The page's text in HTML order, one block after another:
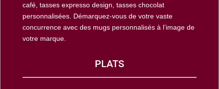
café, tasses expresso design, tasses chocolat
personnalisées. Démarquez-vous de votre vaste
concurrence avec des mugs personnalisés à l’image de
votre marque.
PLATS